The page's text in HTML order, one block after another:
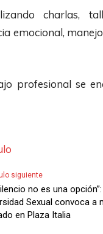
charlas,
emocional,
profesional se
siguiente
no es una
Sexual convoca a
en Plaza Italia